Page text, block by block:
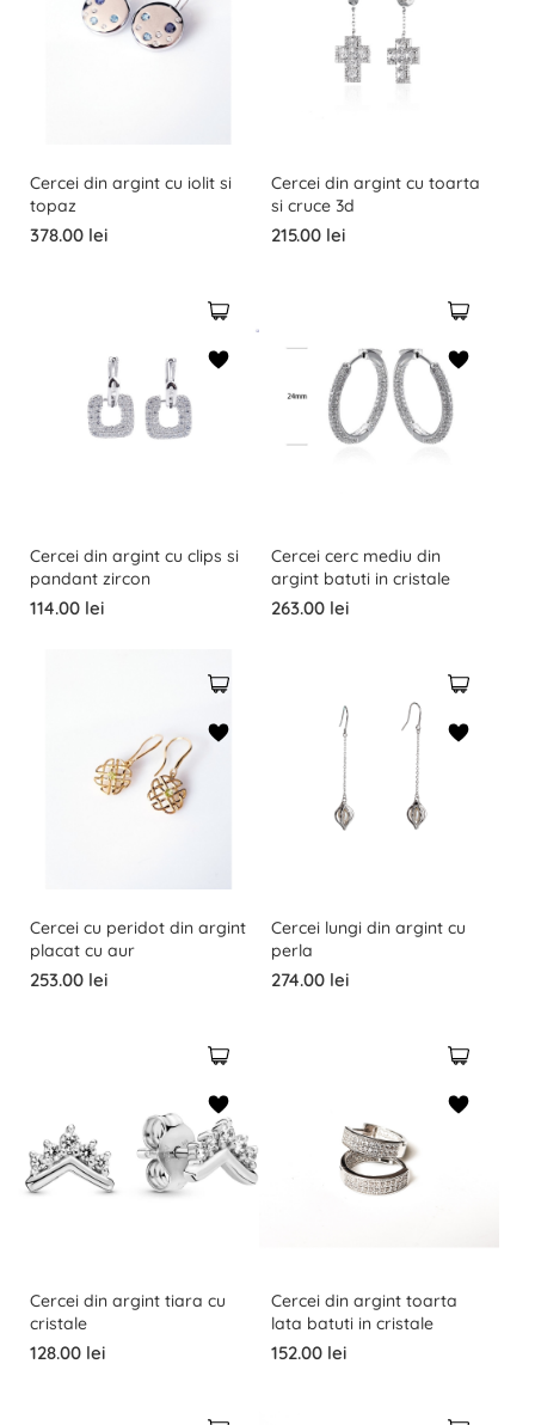
Cercei din argint cu iolit si
topaz
378.00 lei
Cercei din argint cu toarta
si cruce 3d
215.00 lei
Cercei din argint cu clips si
pandant zircon
114.00 lei
Cercei cerc mediu din
argint batuti in cristale
263.00 lei
Cercei cu peridot din argint
placat cu aur
253.00 lei
Cercei lungi din argint cu
perla
274.00 lei
Cercei din argint tiara cu
cristale
128.00 lei
Cercei din argint toarta
lata batuti in cristale
152.00 lei